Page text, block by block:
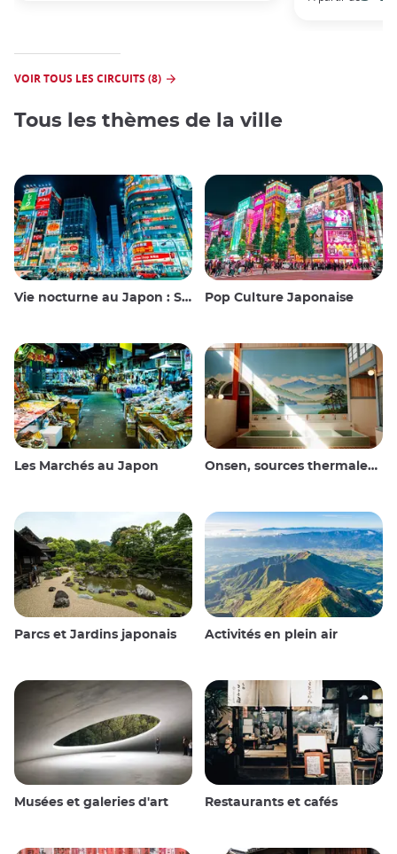
VOIR TOUS LES CIRCUITS (8)
Tous les thèmes de la ville
Vie nocturne au Japon : Sortir, voir et boire Pop Culture Japonaise
Les Marchés au Japon Onsen, sources thermales et bains publics
Parcs et Jardins japonais Activités en plein air
Musées et galeries d'art Restaurants et cafés